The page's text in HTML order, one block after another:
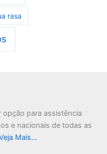
rasa
opção para assistência
e nacionais de todas as
Mais…